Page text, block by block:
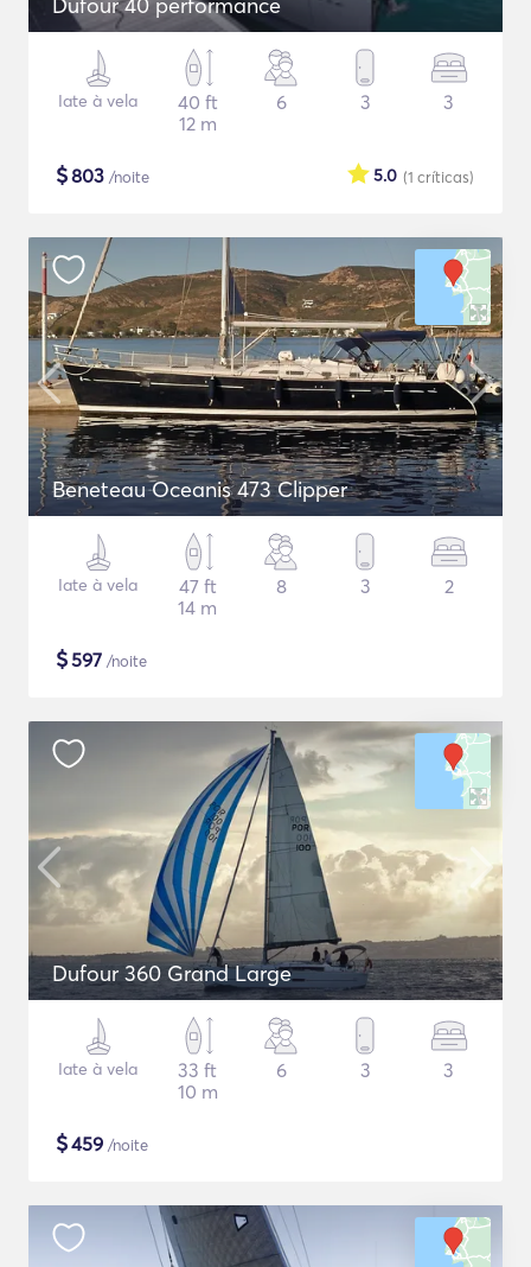
Iate à vela
40 ft
12 m
6 3 3
$803 /noite (1 críticas)
5.0
Beneteau Oceanis 473 Clipper
Iate à vela
47 ft
14 m
8 3 2
$597 /noite
Dufour 360 Grand Large
Iate à vela
33 ft
10 m
6 3 3
$459 /noite